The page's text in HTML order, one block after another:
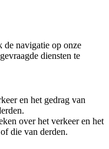
de navigatie op onze
diensten te
en het gedrag van
over het verkeer en het
die van derden.